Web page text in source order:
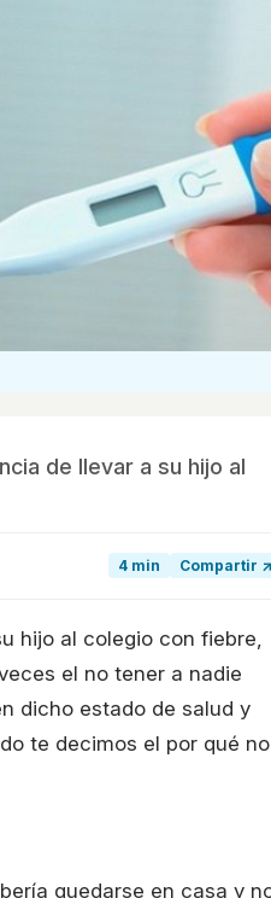
de llevar a su hijo al
4 min Compartir ↗
hijo al colegio con fiebre,
el no tener a nadie
dicho estado de salud y
te decimos el por qué no
quedarse en casa y